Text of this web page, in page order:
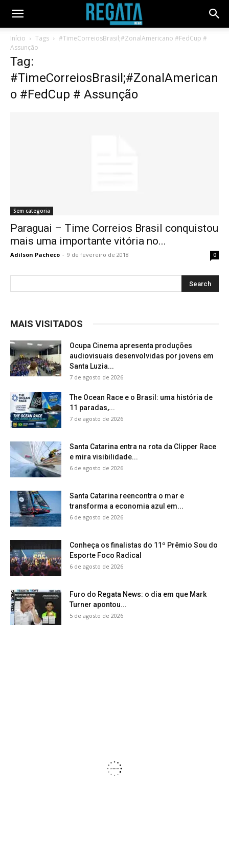
Início Tags
#TimeCorreiosBrasil;#ZonalAmericano #FedCup #
Assunção
Tag:
#TimeCorreiosBrasil;#ZonalAmerican
o #FedCup # Assunção
Sem categoria
Paraguai – Time Correios Brasil conquistou
mais uma importante vitória no...
Adilson Pacheco - 9 de fevereiro de 2018 0
MAIS VISITADOS
Ocupa Cinema apresenta produções
audiovisuais desenvolvidas por jovens em
Santa Luzia...
7 de agosto de 2026
The Ocean Race e o Brasil: uma história de
11 paradas,...
7 de agosto de 2026
Santa Catarina entra na rota da Clipper Race
e mira visibilidade...
6 de agosto de 2026
Santa Catarina reencontra o mar e
transforma a economia azul em...
6 de agosto de 2026
Conheça os finalistas do 11º Prêmio Sou do
Esporte Foco Radical
6 de agosto de 2026
Furo do Regata News: o dia em que Mark
Turner apontou...
5 de agosto de 2026